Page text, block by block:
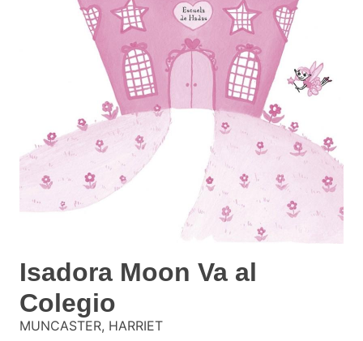
Isadora Moon Va al
Colegio
MUNCASTER, HARRIET